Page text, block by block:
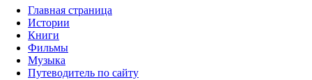
Главная страница
Истории
Книги
Фильмы
Музыка
Путеводитель по сайту